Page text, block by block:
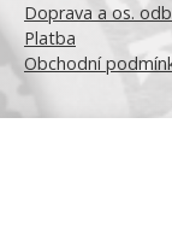
Doprava a os.
Platba
Obchodní